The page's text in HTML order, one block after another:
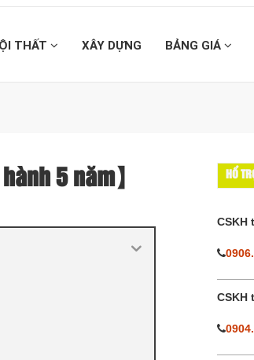
THẤT XÂY DỰNG BẢNG GIÁ
5 năm】 HỔ
CSKH
CSKH